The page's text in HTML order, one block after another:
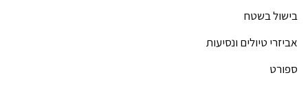
בישול בשטח
אביזרי טיולים ונסיעות
ספורט